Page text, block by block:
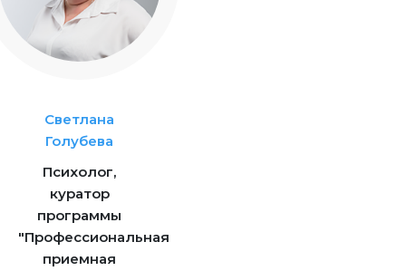
Светлана
Голубева
Психолог,
куратор
программы
"Профессиональная
приемная